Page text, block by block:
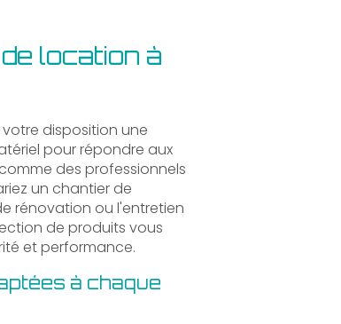
location à
disposition une
pour répondre aux
des professionnels
un chantier de
rénovation ou l'entretien
de produits vous
et performance.
à chaque